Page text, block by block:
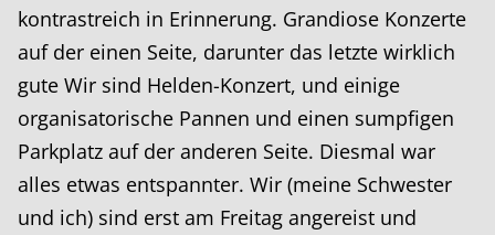
kontrastreich in Erinnerung. Grandiose Konzerte
auf der einen Seite, darunter das letzte wirklich
gute Wir sind Helden-Konzert, und einige
organisatorische Pannen und einen sumpfigen
Parkplatz auf der anderen Seite. Diesmal war
alles etwas entspannter. Wir (meine Schwester
und ich) sind erst am Freitag angereist und